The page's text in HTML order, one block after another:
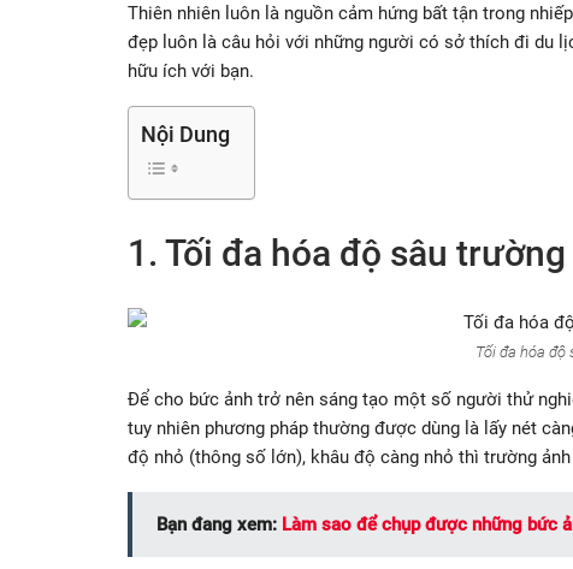
Thiên nhiên luôn là nguồn cảm hứng bất tận trong
đẹp luôn là câu hỏi với những người có sở thích đi du
hữu ích với bạn.
Nội Dung
1. Tối đa hóa độ sâu trường
Tối đa hóa độ
Để cho bức ảnh trở nên sáng tạo một số người thử
tuy nhiên phương pháp thường được dùng là lấy nét
độ nhỏ (thông số lớn), khâu độ càng nhỏ thì trường
Bạn đang xem: Làm sao để chụp được những bức